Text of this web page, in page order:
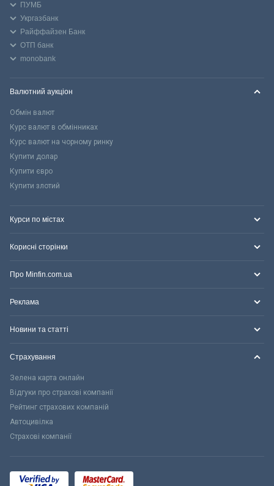
ПУМБ
Укргазбанк
Райффайзен Банк
ОТП банк
monobank
Валютний аукціон
Обмін валют
Курс валют в обмінниках
Курс валют на чорному ринку
Купити долар
Купити євро
Купити злотий
Курси по містах
Корисні сторінки
Про Minfin.com.ua
Реклама
Новини та статті
Страхування
Зелена карта онлайн
Відгуки про страхові компанії
Рейтинг страхових компаній
Автоцивілка
Страхові компанії